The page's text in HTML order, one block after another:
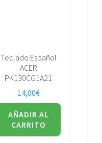
Teclado Español
ACER
PK130CG1A21
14,00€
AÑADIR AL
CARRITO